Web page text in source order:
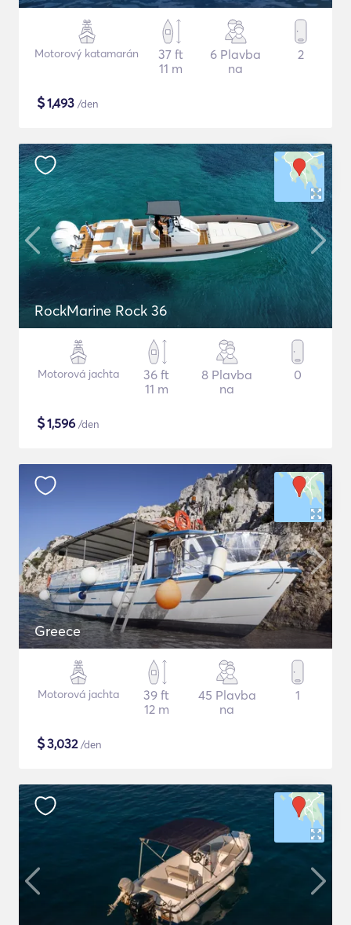
Motorový katamarán
37 ft
11 m
6 Plavba
na
2
$1,493 /den
RockMarine Rock 36
Motorová jachta
36 ft
11 m
8 Plavba
na
0
$1,596 /den
Greece
Motorová jachta
39 ft
12 m
45 Plavba
na
1
$3,032/den